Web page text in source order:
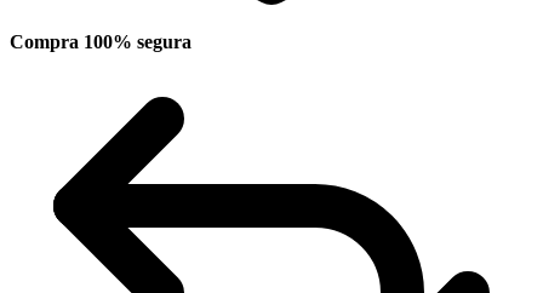
Compra 100% segura